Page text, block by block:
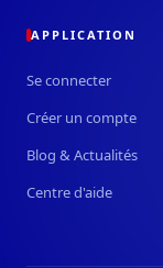
APPLICATION
Se connecter
Créer un compte
Blog & Actualités
Centre d'aide